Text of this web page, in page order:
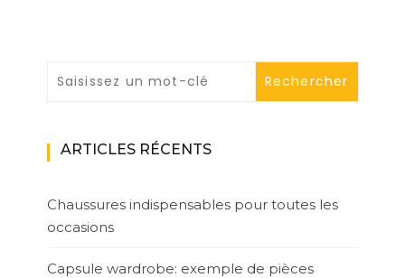
ARTICLES RÉCENTS
Chaussures indispensables pour toutes les
occasions
Capsule wardrobe: exemple de pièces